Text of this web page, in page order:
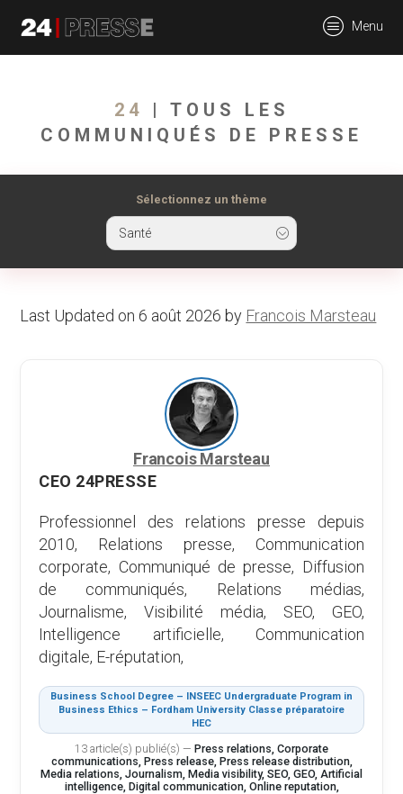
presse
Menu
24
| TOUS LES
COMMUNIQUÉS DE PRESSE
Sélectionnez un thème
Santé
Last Updated on 6 août 2026 by Francois Marsteau
Francois Marsteau
CEO 24PRESSE
Professionnel des relations presse depuis
2010, Relations presse, Communication
corporate, Communiqué de presse, Diffusion
de communiqués, Relations médias,
Journalisme, Visibilité média, SEO, GEO,
Intelligence artificielle, Communication
digitale, E-réputation,
Business School Degree – INSEEC Undergraduate Program in
Business Ethics – Fordham University Classe préparatoire
HEC
13 article(s) publié(s) — Press relations, Corporate
communications, Press release, Press release distribution,
Media relations, Journalism, Media visibility, SEO, GEO, Artificial
intelligence, Digital communication, Online reputation,